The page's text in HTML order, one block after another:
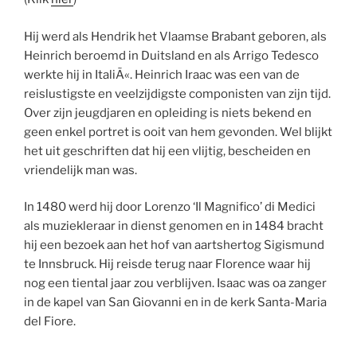
Hij werd als Hendrik het Vlaamse Brabant geboren, als
Heinrich beroemd in Duitsland en als Arrigo Tedesco
werkte hij in ItaliÃ«. Heinrich Iraac was een van de
reislustigste en veelzijdigste componisten van zijn tijd.
Over zijn jeugdjaren en opleiding is niets bekend en
geen enkel portret is ooit van hem gevonden. Wel blijkt
het uit geschriften dat hij een vlijtig, bescheiden en
vriendelijk man was.
In 1480 werd hij door Lorenzo ‘Il Magnifico’ di Medici
als muziekleraar in dienst genomen en in 1484 bracht
hij een bezoek aan het hof van aartshertog Sigismund
te Innsbruck. Hij reisde terug naar Florence waar hij
nog een tiental jaar zou verblijven. Isaac was oa zanger
in de kapel van San Giovanni en in de kerk Santa-Maria
del Fiore.